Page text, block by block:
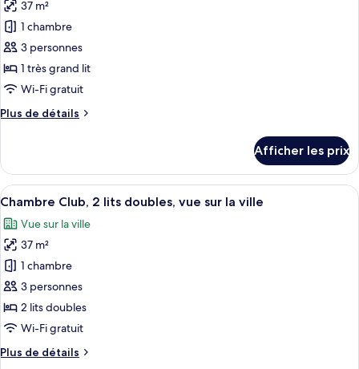
parc
le
parc
photos
pour
ce
type
de
chambre :
Chambre
très
grand
lit,
vue
sur
la
ville
37 m²
1 chambre
3 personnes
1 très grand lit
Wi-Fi gratuit
Plus de détails
Plus
Chambre
Club,
1
grand
lit,
vue
sur
la
ville
Afficher les prix
Afficher
toutes
les
photos
pour
ce
type
de
chambre :
Chambre
Une chambre d’hôtel avec deux
8
Chambre Club, 2 lits doubles, vue sur la ville
Vue sur la ville
37 m²
1 chambre
3 personnes
2 lits doubles
Wi-Fi gratuit
Plus de détails
Plus